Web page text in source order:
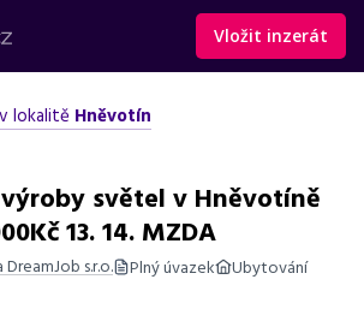
Vložit inzerát
lokalitě Hněvotín
světel v Hněvotíně
13. 14. MZDA
DreamJob s.r.o. Plný úvazek Ubytování